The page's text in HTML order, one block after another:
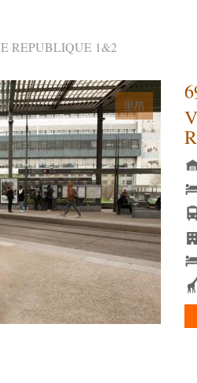
REPUBLIQUE 1&2
里昂